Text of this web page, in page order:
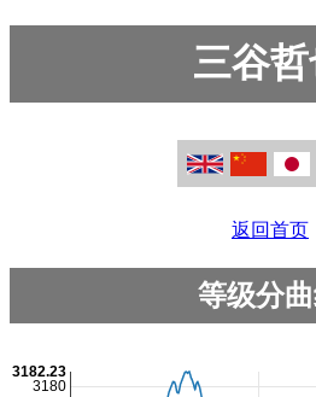
三谷
返回首页
等级分
3180
3182.23